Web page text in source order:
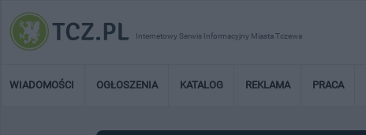
Internetowy Serwis Informacyjny Miasta Tczewa
WIADOMOŚCI OGŁOSZENIA KATALOG REKLAMA PRACA